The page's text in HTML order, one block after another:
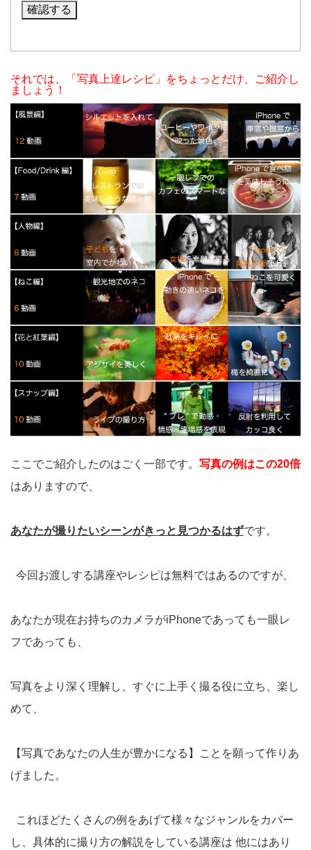
それでは、「写真上達レシピ」をちょっとだけ、ご紹介し
ましょう！
ここでご紹介したのはごく一部です。 写真の例はこの20倍
はありますので、
あなたが撮りたいシーンがきっと見つかるはずです。
今回お渡しする講座やレシピは無料ではあるのですが、
あなたが現在お持ちのカメラがiPhoneであっても一眼レ
フであっても、
写真をより深く理解し、すぐに上手く撮る役に立ち、楽し
めて、
【写真であなたの人生が豊かになる】ことを願って作りあ
げました。
これほどたくさんの例をあげて様々なジャンルをカバー
し、具体的に撮り方の解説をしている講座は 他にはあり